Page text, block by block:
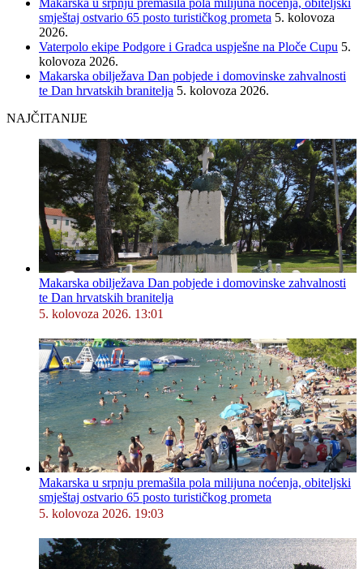
smještaj ostvario 65 posto turističkog prometa 5. kolovoza
2026.
Vaterpolo ekipe Podgore i Gradca uspješne na Ploče Cupu 5.
kolovoza 2026.
Makarska obilježava Dan pobjede i domovinske zahvalnosti
te Dan hrvatskih branitelja 5. kolovoza 2026.
NAJČITANIJE
Makarska obilježava Dan pobjede i domovinske zahvalnosti
te Dan hrvatskih branitelja
5. kolovoza 2026. 13:01
Makarska u srpnju premašila pola milijuna noćenja, obiteljski
smještaj ostvario 65 posto turističkog prometa
5. kolovoza 2026. 19:03